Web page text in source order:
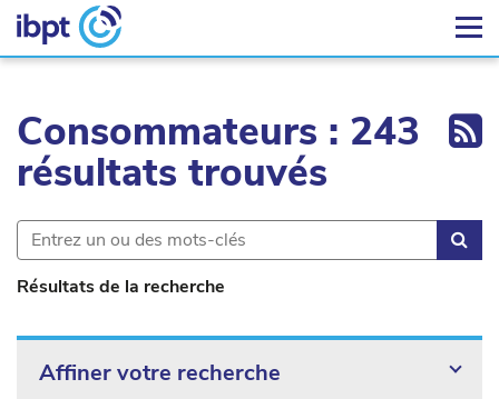
Consommateurs : 243
résultats trouvés
Résultats de la recherche
Affiner votre recherche